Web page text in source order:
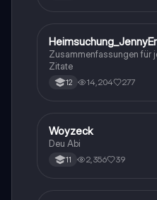
Deutsch
Zusammenfassungen für
Zitate
12 14,204 277
Deutsch
Woyzeck
Deu Abi
11 2,356 39